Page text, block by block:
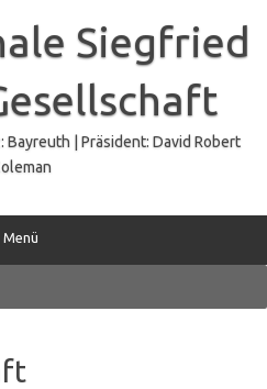
Siegfried
Bayreuth | Präsident: David Robert
Menü